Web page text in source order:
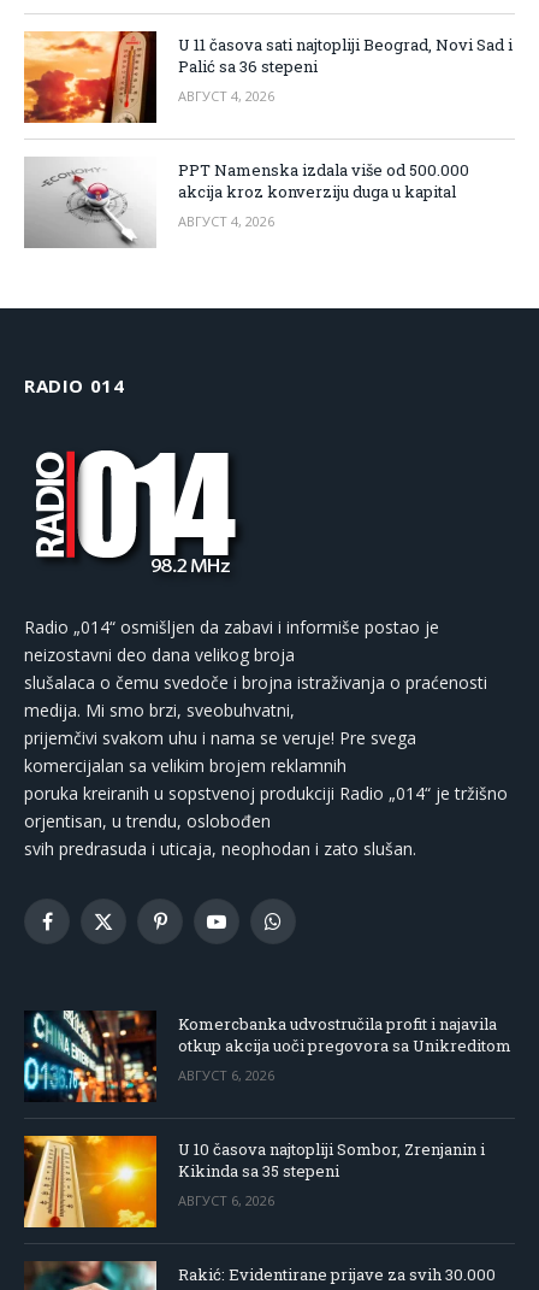
U 11 časova sati najtopliji Beograd, Novi Sad i
Palić sa 36 stepeni
АВГУСТ 4, 2026
PPT Namenska izdala više od 500.000
akcija kroz konverziju duga u kapital
АВГУСТ 4, 2026
RADIO 014
Radio „014“ osmišljen da zabavi i informiše postao je
neizostavni deo dana velikog broja
slušalaca o čemu svedoče i brojna istraživanja o praćenosti
medija. Mi smo brzi, sveobuhvatni,
prijemčivi svakom uhu i nama se veruje! Pre svega
komercijalan sa velikim brojem reklamnih
poruka kreiranih u sopstvenoj produkciji Radio „014“ je tržišno
orjentisan, u trendu, oslobođen
svih predrasuda i uticaja, neophodan i zato slušan.
Facebook
X
PinterestYouTubeWhatsApp
Komercbanka udvostručila profit i najavila
otkup akcija uoči pregovora sa Unikreditom
АВГУСТ 6, 2026
U 10 časova najtopliji Sombor, Zrenjanin i
Kikinda sa 35 stepeni
АВГУСТ 6, 2026
Rakić: Evidentirane prijave za svih 30.000